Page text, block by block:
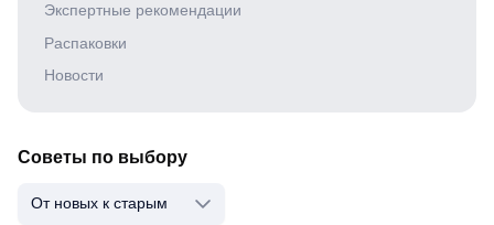
Экспертные рекомендации
Распаковки
Новости
Советы по выбору
От новых к старым